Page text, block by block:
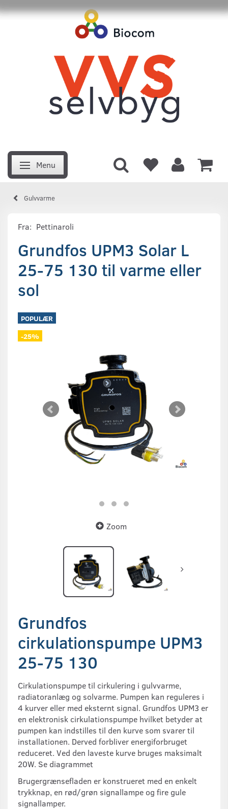
Skifte navigation
Menu
Gulvvarme
Fra: Pettinaroli
Grundfos UPM3 Solar L
25-75 130 til varme eller
sol
POPULÆR
-25%
Zoom
Grundfos
cirkulationspumpe UPM3
25-75 130
Cirkulationspumpe til cirkulering i gulvvarme,
radiatoranlæg og solvarme. Pumpen kan reguleres i
4 kurver eller med eksternt signal. Grundfos UPM3 er
en elektronisk cirkulationspumpe hvilket betyder at
pumpen kan indstilles til den kurve som svarer til
installationen. Derved forbliver energiforbruget
reduceret. Ved den laveste kurve bruges maksimalt
20W. Se diagrammet
Brugergrænsefladen er konstrueret med en enkelt
trykknap, en rød/grøn signallampe og fire gule
signallamper.